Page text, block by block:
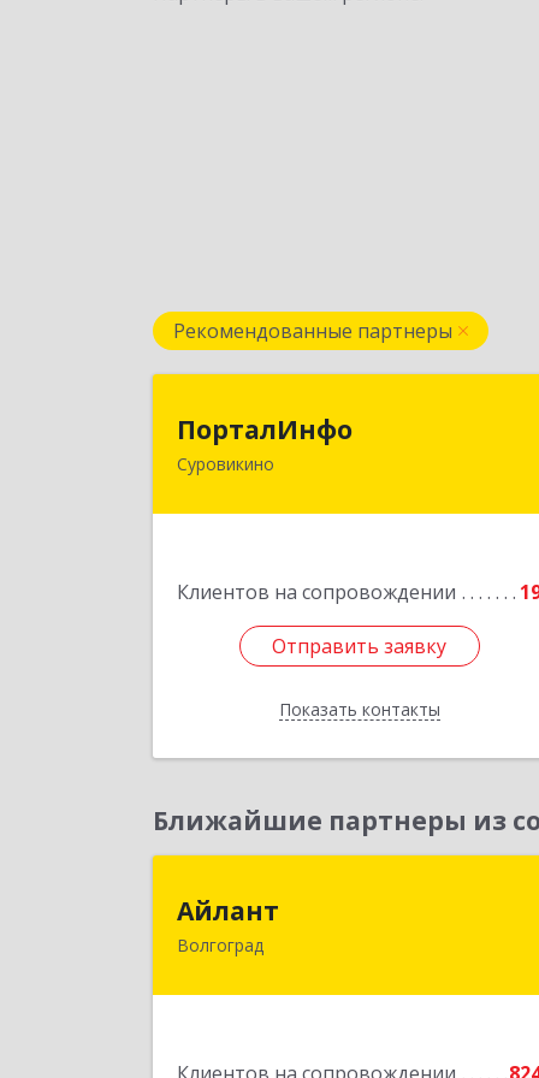
Рекомендованные партнеры
ПорталИнфо
Суровикино
Клиентов на сопровождении
Отправить заявку
Показать контакты
404414, г.Суровкино Волгоградской
Отправить заявку
Назад
Ближайшие партнеры из
Айлант
Волгоград
400001, Волгоградская обл, Волгоград